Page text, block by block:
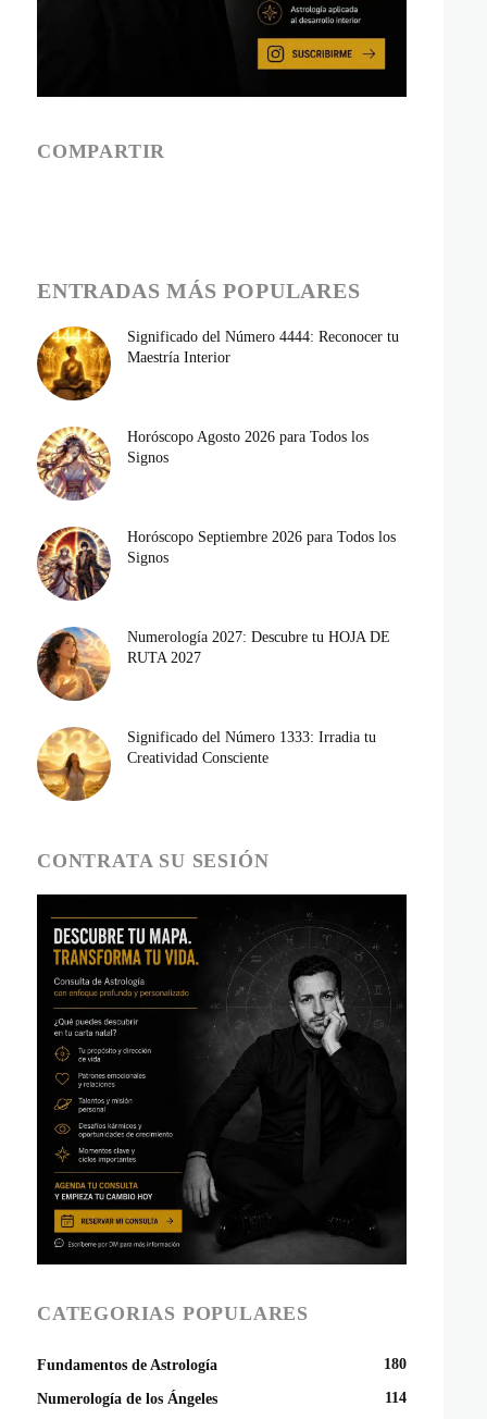
COMPARTIR
ENTRADAS MÁS POPULARES
Significado del Número 4444: Reconocer tu
Maestría Interior
Horóscopo Agosto 2026 para Todos los
Signos
Horóscopo Septiembre 2026 para Todos los
Signos
Numerología 2027: Descubre tu HOJA DE
RUTA 2027
Significado del Número 1333: Irradia tu
Creatividad Consciente
CONTRATA SU SESIÓN
CATEGORIAS POPULARES
Fundamentos de Astrología 180
Numerología de los Ángeles 114